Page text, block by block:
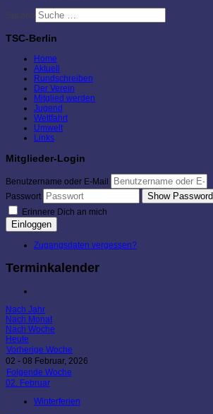
Suchen
TSC-Berlin
Home
Aktuell
Rundschreiben
Der Verein
Mitglied werden
Jugend
Wettfahrt
Umwelt
Links
Mitglieder-Login
Benutzername oder E-Mail
Passwort
Show Password
Erinnere Dich an mich
Einloggen
Zugangsdaten vergessen?
Terminkalender
Nach Jahr
Nach Monat
Nach Woche
Heute
Vorherige Woche
02 - 08 Februar, 2026
Folgende Woche
02. Februar
Winterferien